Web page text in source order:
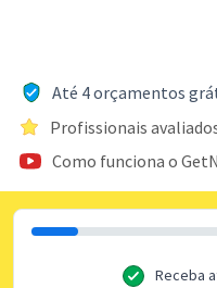
Até 4 orçamentos
Profissionais
Como funciona o
Receba